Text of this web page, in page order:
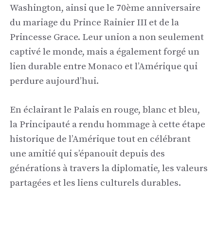
Washington, ainsi que le 70ème anniversaire
du mariage du Prince Rainier III et de la
Princesse Grace. Leur union a non seulement
captivé le monde, mais a également forgé un
lien durable entre Monaco et l’Amérique qui
perdure aujourd’hui.
En éclairant le Palais en rouge, blanc et bleu,
la Principauté a rendu hommage à cette étape
historique de l’Amérique tout en célébrant
une amitié qui s’épanouit depuis des
générations à travers la diplomatie, les valeurs
partagées et les liens culturels durables.